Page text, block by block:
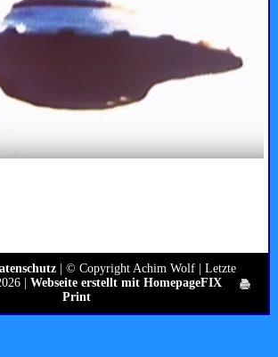
| © Copyright Achim Wolf | Letzte
| Webseite erstellt mit HomepageFIX
Print